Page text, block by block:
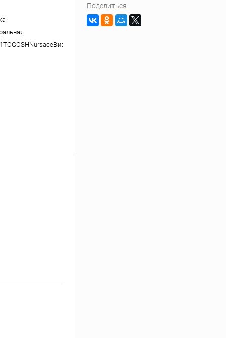
Поделиться